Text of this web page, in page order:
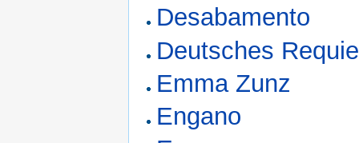
Desabamento
Deutsches
Emma Zunz
Engano